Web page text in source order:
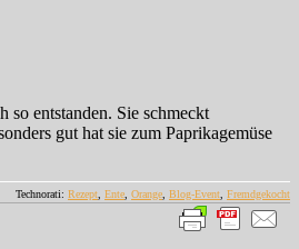
so entstanden. Sie schmeckt
gut hat sie zum Paprikagemüse
Technorati: Rezept, Ente, Orange, Blog-Event, Fremdgekocht